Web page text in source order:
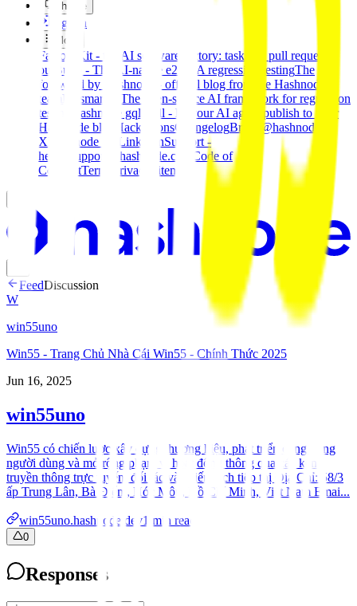
Theme
Sign in
More
FactoryKit - the AI software factory: tasks in, pull requests
out
Bug0 - The AI-native e2e QA regression testingThe
foreword by Hashnode - official blog from the Hashnode
team Passmark - The open-source AI framework for regression
testing
Hashnode gql skill - let your AI agent publish to your
Hashnode blog
HackathonsChangelogBrand
@hashnode on
X Hashnode on LinkedInSupport -
hello+support@hashnode.com
Code of
ConductTerms Privacy Sitemap
FeedDiscussion
W
win55uno
Win55 - Trang Chủ Nhà Cái Win55 - Chính Thức 2025
Jun 16, 2025
win55uno
Win55 có chiến lược xây dựng thương hiệu, phát triển cộng đồng
người dùng và mở rộng phạm vi hoạt động thông qua các kênh
truyền thông trực tuyến, đối tác và chiến dịch tiếp thị Địa Chỉ: 58/3
ấp Trung Lân, Bà Điểm, Hóc Môn, Hồ Chí Minh, Việt Nam Emai...
win55uno.hashnode.dev1 min read
0
Responses